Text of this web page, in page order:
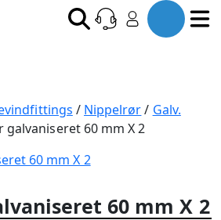
/ Nippelrør/ Galv.
galvaniseret 60 mm X 2
60 mm X 2